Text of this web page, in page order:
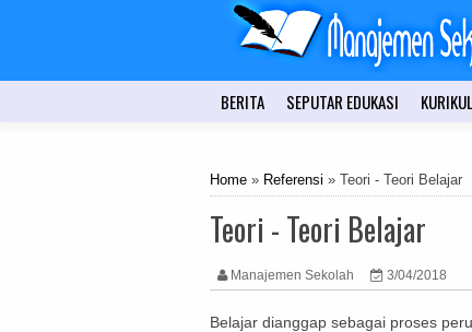
BERITA SEPUTAR EDUKASI
Home » Referensi » Teori - Teori Belajar
Teori - Teori Belajar
Manajemen Sekolah 3/04/2018
Belajar dianggap sebagai proses